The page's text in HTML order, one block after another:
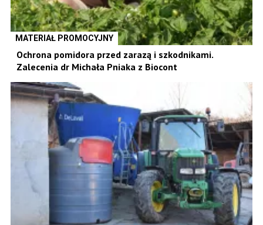
MATERIAŁ PROMOCYJNY
Ochrona pomidora przed zarazą i szkodnikami.
Zalecenia dr Michała Pniaka z Biocont